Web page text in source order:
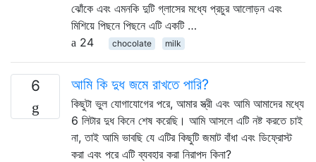
ঝোঁকে এবং এমনকি দুটি গ্লাসের মধ্যে প্রচুর আলোড়ন এবং
মিশিয়ে পিছনে পিছনে এটি একটি …
24
chocolate milk
6 আমি কি দুধ জমে রাখতে পারি?
কিছুটা ভুল যোগাযোগের পরে, আমার স্ত্রী এবং আমি আমাদের মধ্যে
6 লিটার দুধ কিনে শেষ করেছি। আমি আসলে এটি নষ্ট করতে চাই
না, তাই আমি ভাবছি যে এটির কিছুটি জমাট বাঁধা এবং ডিফ্রোস্ট
করা এবং পরে এটি ব্যবহার করা নিরাপদ কিনা?